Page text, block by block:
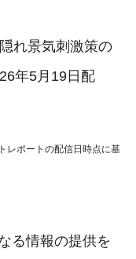
れ景気刺激策の
年5月19日配
レポートの配信日時点に基
る情報の提供を